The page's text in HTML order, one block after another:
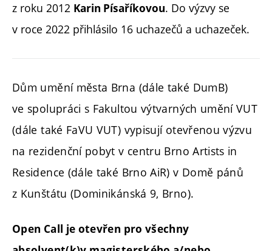
z roku 2012 Karin Písaříkovou. Do výzvy se
v roce 2022 přihlásilo 16 uchazečů a uchazeček.
Dům umění města Brna (dále také DumB)
ve spolupráci s Fakultou výtvarných umění VUT
(dále také FaVU VUT) vypisují otevřenou výzvu
na rezidenční pobyt v centru Brno Artists in
Residence (dále také Brno AiR) v Domě pánů
z Kunštátu (Dominikánská 9, Brno).
Open Call je otevřen pro všechny